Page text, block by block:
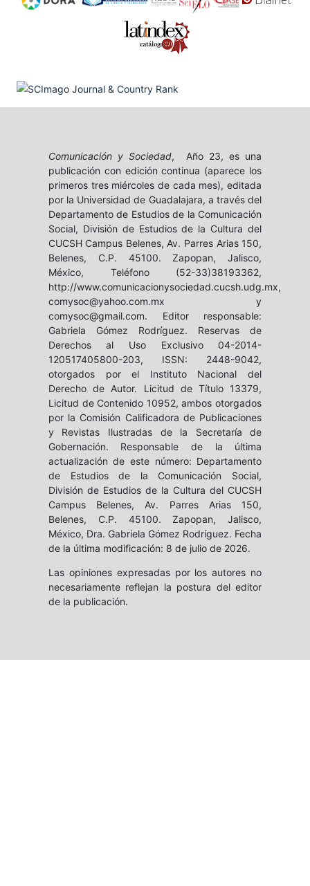
Comunicación y Sociedad, Año 23, es una
publicación con edición continua (aparece los
primeros tres miércoles de cada mes), editada
por la Universidad de Guadalajara, a través del
Departamento de Estudios de la Comunicación
Social, División de Estudios de la Cultura del
CUCSH Campus Belenes, Av. Parres Arias 150,
Belenes, C.P. 45100. Zapopan, Jalisco,
México, Teléfono (52-33)38193362,
http://www.comunicacionysociedad.cucsh.udg.mx,
comysoc@yahoo.com.mx y
comysoc@gmail.com. Editor responsable:
Gabriela Gómez Rodríguez. Reservas de
Derechos al Uso Exclusivo 04-2014-
120517405800-203, ISSN: 2448-9042,
otorgados por el Instituto Nacional del
Derecho de Autor. Licitud de Título 13379,
Licitud de Contenido 10952, ambos otorgados
por la Comisión Calificadora de Publicaciones
y Revistas Ilustradas de la Secretaría de
Gobernación. Responsable de la última
actualización de este número: Departamento
de Estudios de la Comunicación Social,
División de Estudios de la Cultura del CUCSH
Campus Belenes, Av. Parres Arias 150,
Belenes, C.P. 45100. Zapopan, Jalisco,
México, Dra. Gabriela Gómez Rodríguez. Fecha
de la última modificación: 8 de julio de 2026.
Las opiniones expresadas por los autores no
necesariamente reflejan la postura del editor
de la publicación.